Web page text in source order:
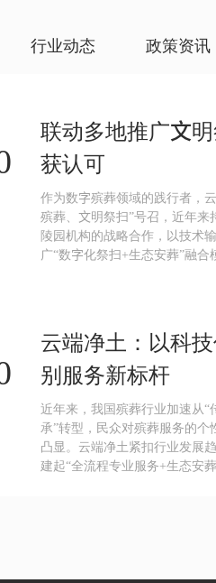
行业动态 政策资讯
联动多地推广文
获认可
作为数字殡葬领域的践行者，
殡葬、文明祭扫”号召，近年来
陵园机构的战略合作，以技术
广“数字化祭扫+生态安葬”融
云端净土：以科
别服务新标杆
近年来，我国殡葬行业加速从“
承”转型，民众对殡葬服务的
凸显。云端净土紧扣行业发展
建起“全流程专业服务+生态安